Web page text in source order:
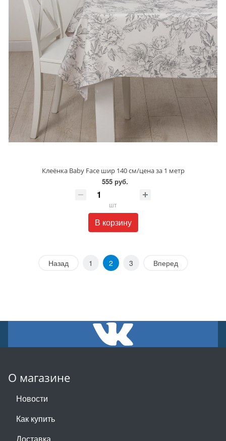
Клеёнка Baby Face шир 140 см/цена за 1 метр
555 руб.
шт
В корзину
Назад 1 2 3 Вперед
О магазине
Новости
Как купить
Доставка